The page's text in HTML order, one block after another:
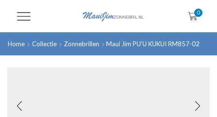
0
Home Collectie Zonnebrillen Maui Jim PU’U KUKUI RM857-02